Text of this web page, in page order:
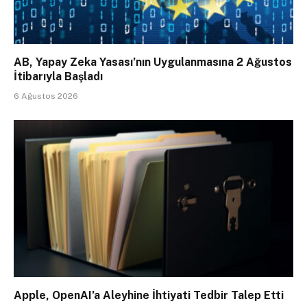
AB, Yapay Zeka Yasası’nın Uygulanmasına 2 Ağustos
İtibarıyla Başladı
6 Ağustos 2026
Apple, OpenAI’a Aleyhine İhtiyati Tedbir Talep Etti